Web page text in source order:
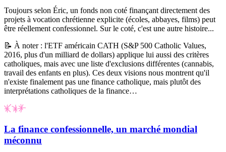
Toujours selon Éric, un fonds non coté finançant directement des
projets à vocation chrétienne explicite (écoles, abbayes, films) peut
être réellement confessionnel. Sur le coté, c'est une autre histoire...
📝 À noter : l'ETF américain CATH (S&P 500 Catholic Values,
2016, plus d'un milliard de dollars) applique lui aussi des critères
catholiques, mais avec une liste d'exclusions différentes (cannabis,
travail des enfants en plus). Ces deux visions nous montrent qu'il
n'existe finalement pas une finance catholique, mais plutôt des
interprétations catholiques de la finance…
La finance confessionnelle, un marché mondial
méconnu